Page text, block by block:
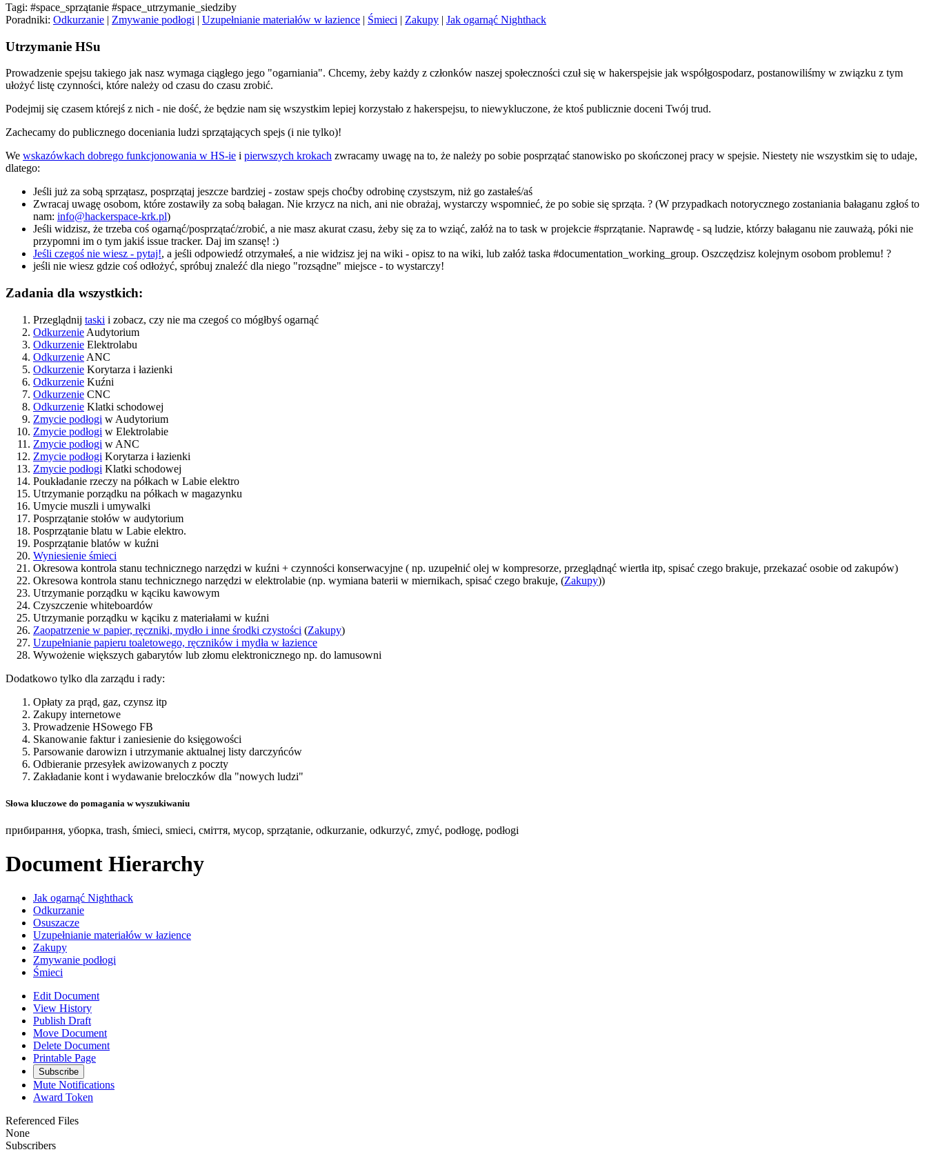
Tagi: #space_sprzątanie #space_utrzymanie_siedziby
Poradniki: Odkurzanie | Zmywanie podłogi | Uzupełnianie materiałów w łazience | Śmieci | Zakupy | Jak ogarnąć Nighthack
Utrzymanie HSu
Prowadzenie spejsu takiego jak nasz wymaga ciągłego jego "ogarniania". Chcemy, żeby każdy z członków naszej społeczności czuł się w hakerspejsie jak współgospodarz, postanowiliśmy w związku z tym
ułożyć listę czynności, które należy od czasu do czasu zrobić.
Podejmij się czasem którejś z nich - nie dość, że będzie nam się wszystkim lepiej korzystało z hakerspejsu, to niewykluczone, że ktoś publicznie doceni Twój trud.
Zachecamy do publicznego doceniania ludzi sprzątających spejs (i nie tylko)!
We wskazówkach dobrego funkcjonowania w HS-ie i pierwszych krokach zwracamy uwagę na to, że należy po sobie posprzątać stanowisko po skończonej pracy w spejsie. Niestety nie wszystkim się to udaje,
dlatego:
Jeśli już za sobą sprzątasz, posprzątaj jeszcze bardziej - zostaw spejs choćby odrobinę czystszym, niż go zastałeś/aś
Zwracaj uwagę osobom, które zostawiły za sobą bałagan. Nie krzycz na nich, ani nie obrażaj, wystarczy wspomnieć, że po sobie się sprząta. ? (W przypadkach notorycznego zostaniania bałaganu zgłoś to
nam: info@hackerspace-krk.pl)
Jeśli widzisz, że trzeba coś ogarnąć/posprzątać/zrobić, a nie masz akurat czasu, żeby się za to wziąć, załóż na to task w projekcie #sprzątanie. Naprawdę - są ludzie, którzy bałaganu nie zauważą, póki nie
przypomni im o tym jakiś issue tracker. Daj im szansę! :)
Jeśli czegoś nie wiesz - pytaj!, a jeśli odpowiedź otrzymałeś, a nie widzisz jej na wiki - opisz to na wiki, lub załóż taska #documentation_working_group. Oszczędzisz kolejnym osobom problemu! ?
jeśli nie wiesz gdzie coś odłożyć, spróbuj znaleźć dla niego "rozsądne" miejsce - to wystarczy!
Zadania dla wszystkich:
Przeglądnij taski i zobacz, czy nie ma czegoś co mógłbyś ogarnąć
Odkurzenie Audytorium
Odkurzenie Elektrolabu
Odkurzenie ANC
Odkurzenie Korytarza i łazienki
Odkurzenie Kuźni
Odkurzenie CNC
Odkurzenie Klatki schodowej
Zmycie podłogi w Audytorium
Zmycie podłogi w Elektrolabie
Zmycie podłogi w ANC
Zmycie podłogi Korytarza i łazienki
Zmycie podłogi Klatki schodowej
Poukładanie rzeczy na półkach w Labie elektro
Utrzymanie porządku na półkach w magazynku
Umycie muszli i umywalki
Posprzątanie stołów w audytorium
Posprzątanie blatu w Labie elektro.
Posprzątanie blatów w kuźni
Wyniesienie śmieci
Okresowa kontrola stanu technicznego narzędzi w kuźni + czynności konserwacyjne ( np. uzupełnić olej w kompresorze, przeglądnąć wiertła itp, spisać czego brakuje, przekazać osobie od zakupów)
Okresowa kontrola stanu technicznego narzędzi w elektrolabie (np. wymiana baterii w miernikach, spisać czego brakuje, (Zakupy))
Utrzymanie porządku w kąciku kawowym
Czyszczenie whiteboardów
Utrzymanie porządku w kąciku z materiałami w kuźni
Zaopatrzenie w papier, ręczniki, mydło i inne środki czystości (Zakupy)
Uzupełnianie papieru toaletowego, ręczników i mydła w łazience
Wywożenie większych gabarytów lub złomu elektronicznego np. do lamusowni
Dodatkowo tylko dla zarządu i rady:
Opłaty za prąd, gaz, czynsz itp
Zakupy internetowe
Prowadzenie HSowego FB
Skanowanie faktur i zaniesienie do księgowości
Parsowanie darowizn i utrzymanie aktualnej listy darczyńców
Odbieranie przesyłek awizowanych z poczty
Zakładanie kont i wydawanie breloczków dla "nowych ludzi"
Słowa kluczowe do pomagania w wyszukiwaniu
прибирання, уборка, trash, śmieci, smieci, сміття, мусор, sprzątanie, odkurzanie, odkurzyć, zmyć, podłogę, podłogi
Document Hierarchy
Jak ogarnąć Nighthack
Odkurzanie
Osuszacze
Uzupełnianie materiałów w łazience
Zakupy
Zmywanie podłogi
Śmieci
Edit Document
View History
Publish Draft
Move Document
Delete Document
Printable Page
Subscribe
Mute Notifications
Award Token
Referenced Files
None
Subscribers